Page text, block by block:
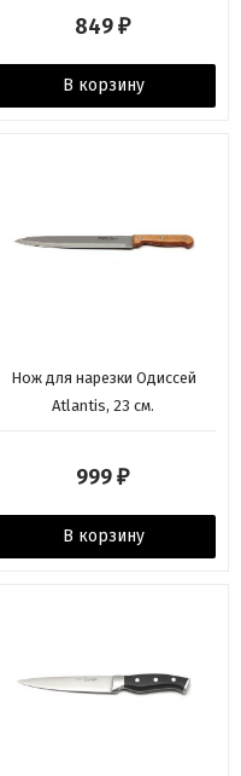
849 ₽
В корзину
Нож для нарезки Одиссей
Atlantis, 23 см.
999 ₽
В корзину